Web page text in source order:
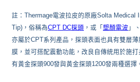
註：Thermage電波拉皮的原廠Solta Medical
Tip)，俗稱為CPT DC探頭 ，或「 塑顏電波 」
亦屬於CPT系列產品，探頭表面也具有雙層
膜，並可搭配震動功能，改良自傳統用於施
有黃金探頭900發與黃金探頭1200發兩種選擇